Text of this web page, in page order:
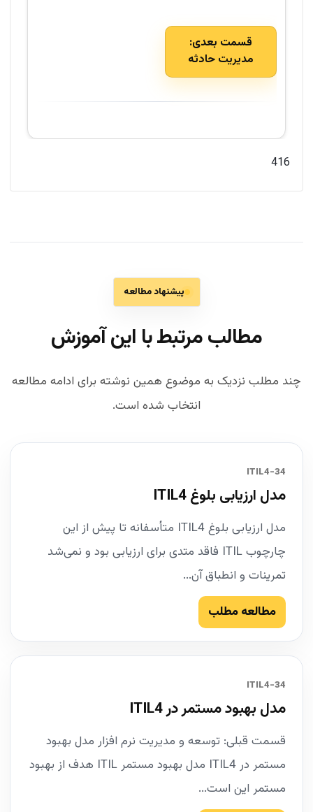
قسمت بعدی:
مدیریت حادثه
416
پیشنهاد مطالعه
مطالب مرتبط با این آموزش
چند مطلب نزدیک به موضوع همین نوشته برای ادامه مطالعه
انتخاب شده است.
34-ITIL4
مدل ارزیابی بلوغ ITIL4
مدل ارزیابی بلوغ ITIL4 متأسفانه تا پیش از این
چارچوب ITIL فاقد متدی برای ارزیابی بود و نمی‌شد
تمرینات و انطباق آن...
مطالعه مطلب
34-ITIL4
مدل بهبود مستمر در ITIL4
قسمت قبلی: توسعه و مدیریت نرم افزار مدل بهبود
مستمر در ITIL4 مدل بهبود مستمر ITIL هدف از بهبود
مستمر این است...